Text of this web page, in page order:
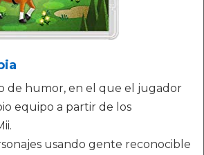
de humor, en el que el jugador
equipo a partir de los
usando gente reconocible